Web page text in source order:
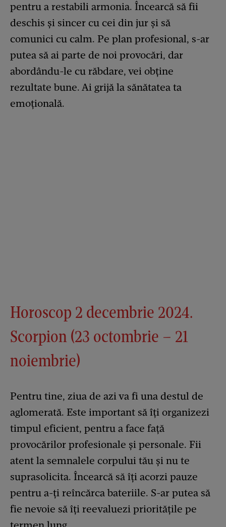
pentru a restabili armonia. Încearcă să fii
deschis și sincer cu cei din jur și să
comunici cu calm. Pe plan profesional, s-ar
putea să ai parte de noi provocări, dar
abordându-le cu răbdare, vei obține
rezultate bune. Ai grijă la sănătatea ta
emoțională.
Horoscop 2 decembrie 2024.
Scorpion (23 octombrie – 21
noiembrie)
Pentru tine, ziua de azi va fi una destul de
aglomerată. Este important să îți organizezi
timpul eficient, pentru a face față
provocărilor profesionale și personale. Fii
atent la semnalele corpului tău și nu te
suprasolicita. Încearcă să îți acorzi pauze
pentru a-ți reîncărca bateriile. S-ar putea să
fie nevoie să îți reevaluezi prioritățile pe